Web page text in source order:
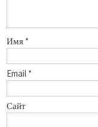
Имя *
Email *
Сайт